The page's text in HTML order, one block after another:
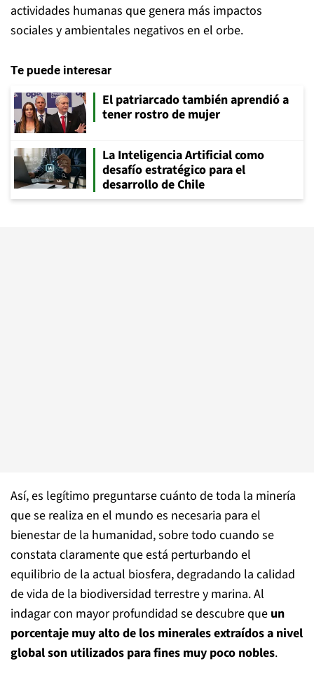
actividades humanas que genera más impactos
sociales y ambientales negativos en el orbe.
Te puede interesar
El patriarcado también aprendió a
tener rostro de mujer
La Inteligencia Artificial como
desafío estratégico para el
desarrollo de Chile
Así, es legítimo preguntarse cuánto de toda la minería
que se realiza en el mundo es necesaria para el
bienestar de la humanidad, sobre todo cuando se
constata claramente que está perturbando el
equilibrio de la actual biosfera, degradando la calidad
de vida de la biodiversidad terrestre y marina. Al
indagar con mayor profundidad se descubre que un
porcentaje muy alto de los minerales extraídos a nivel
global son utilizados para fines muy poco nobles.